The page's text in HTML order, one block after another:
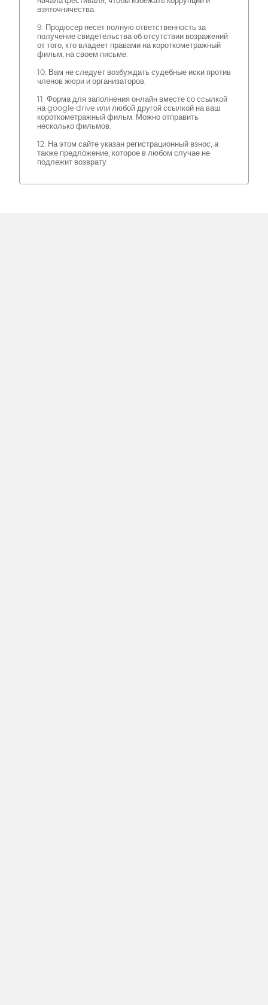
взяточничества.
9. Продюсер несет полную ответственность за
получение свидетельства об отсутствии возражений
от того, кто владеет правами на короткометражный
фильм, на своем письме.
10. Вам не следует возбуждать судебные иски против
членов жюри и организаторов.
11. Форма для заполнения онлайн вместе со ссылкой
на google drive или любой другой ссылкой на ваш
короткометражный фильм. Можно отправить
несколько фильмов.
12. На этом сайте указан регистрационный взнос, а
также предложение, которое в любом случае не
подлежит возврату